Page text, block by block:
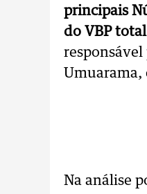
principais
do VBP
responsável
Umuarama,
Na análise